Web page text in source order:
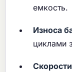
емкость.
Износа
циклами